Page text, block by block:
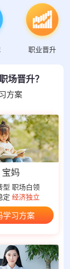
职业晋升
场晋升？
方案
宝妈
型 职场白领
定经济独立
学习方案